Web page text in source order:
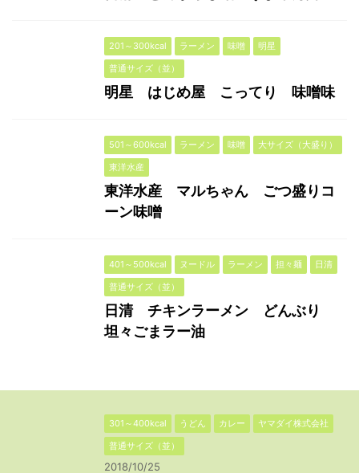
201～300kcal ラーメン 味噌
明星
普通サイズ（並）
明星 はじめ屋 こってり 味噌味
501～600kcal ラーメン 味噌
大サイズ（大盛り）
東洋水産
東洋水産 マルちゃん ごつ盛りコ
ーン味噌
401～500kcal ヌードル ラーメン 担々麺
日清
普通サイズ（並）
日清 チキンラーメン どんぶり
坦々ごまラー油
301～400kcal うどん カレー
ヤマダイ株式会社
普通サイズ（並）
2018/10/25